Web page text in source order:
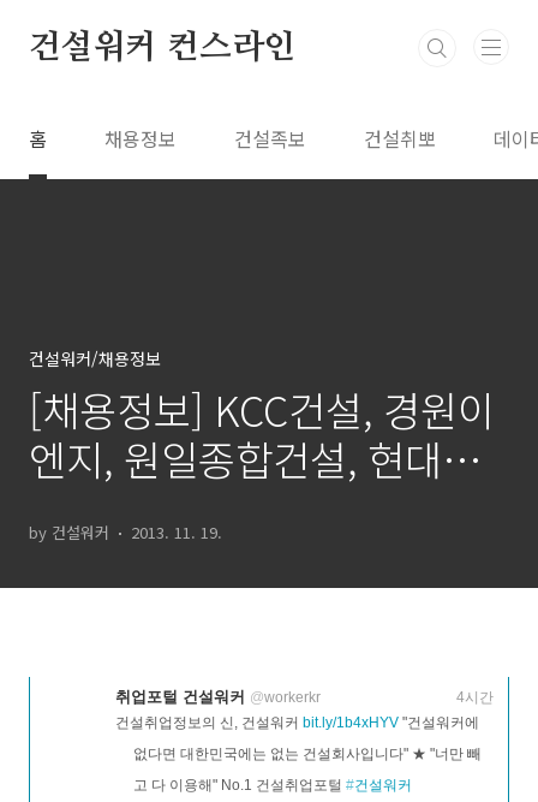
건설워커 컨스라인
홈 채용정보 건설족보 건설취뽀 데이
건설워커/채용정보
[채용정보] KCC건설, 경원이
엔지, 원일종합건설, 현대중
SK건설, 이수건설
by 건설워커 2013. 11. 19.
취업포털 건설워커 @workerkr
4시간
건설취업정보의 신, 건설워커 bit.ly/1b4xHYV "건설워커에
없다면 대한민국에는 없는 건설회사입니다" ★ "너만 빼
고 다 이용해" No.1 건설취업포털 #건설워커